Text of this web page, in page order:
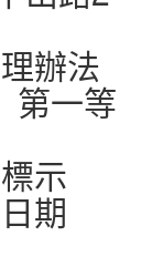
辦法
第一等
示
期